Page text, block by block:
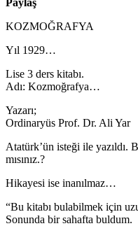
KOZMOĞRAFYA
Yıl 1929…
Lise 3 ders kitabı.
Adı: Kozmoğrafya…
Yazarı;
Ordinaryüs Prof. Dr. Ali Yar
Atatürk’ün isteği ile yazıldı.
mısınız.?
Hikayesi ise inanılmaz…
“Bu kitabı bulabilmek için
Sonunda bir sahafta buldum.